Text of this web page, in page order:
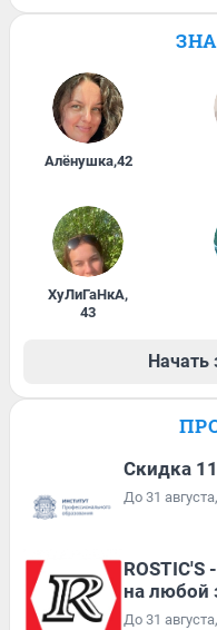
Алёнушка,42
ХуЛиГаНкА,
43
Начать
Скидка
До 31
на любой
До 31